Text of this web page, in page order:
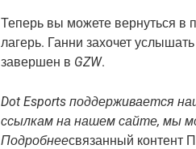
Теперь вы можете вернуться в
лагерь. Ганни захочет
завершен в GZW.
Dot Esports поддерживается
ссылкам на нашем сайте, мы
Подробнеесвязанный контент